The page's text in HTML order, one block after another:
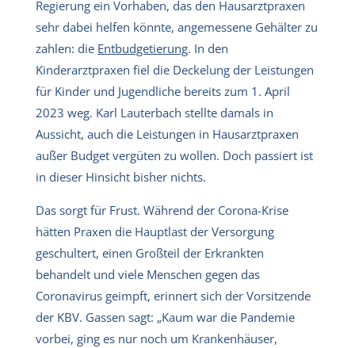
Regierung ein Vorhaben, das den Hausarztpraxen
sehr dabei helfen könnte, angemessene Gehälter zu
zahlen: die Entbudgetierung. In den
Kinderarztpraxen fiel die Deckelung der Leistungen
für Kinder und Jugendliche bereits zum 1. April
2023 weg. Karl Lauterbach stellte damals in
Aussicht, auch die Leistungen in Hausarztpraxen
außer Budget vergüten zu wollen. Doch passiert ist
in dieser Hinsicht bisher nichts.
Das sorgt für Frust. Während der Corona-Krise
hätten Praxen die Hauptlast der Versorgung
geschultert, einen Großteil der Erkrankten
behandelt und viele Menschen gegen das
Coronavirus geimpft, erinnert sich der Vorsitzende
der KBV. Gassen sagt: „Kaum war die Pandemie
vorbei, ging es nur noch um Krankenhäuser,